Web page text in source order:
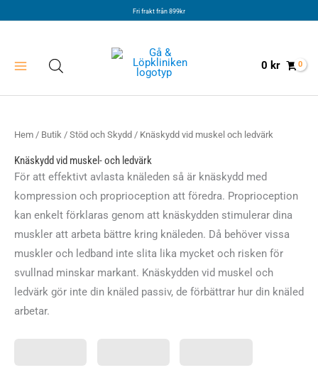
Fri frakt från 899kr
0 kr
Hem / Butik / Stöd och Skydd / Knäskydd vid muskel och ledvärk
Knäskydd vid muskel- och ledvärk
För att effektivt avlasta knäleden så är knäskydd med
kompression och proprioception att föredra. Proprioception
kan enkelt förklaras genom att knäskydden stimulerar dina
muskler att arbeta bättre kring knäleden. Då behöver vissa
muskler och ledband inte slita lika mycket och risken för
svullnad minskar markant. Knäskydden vid muskel och
ledvärk gör inte din knäled passiv, de förbättrar hur din knäled
arbetar.